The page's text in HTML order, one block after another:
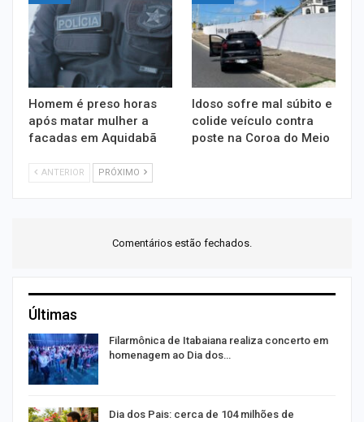
Homem é preso horas
após matar mulher a
facadas em Aquidabã
Idoso sofre mal súbito e
colide veículo contra
poste na Coroa do Meio
ANTERIOR PRÓXIMO
Comentários estão fechados.
Últimas
Filarmônica de Itabaiana realiza concerto em
homenagem ao Dia dos…
Dia dos Pais: cerca de 104 milhões de